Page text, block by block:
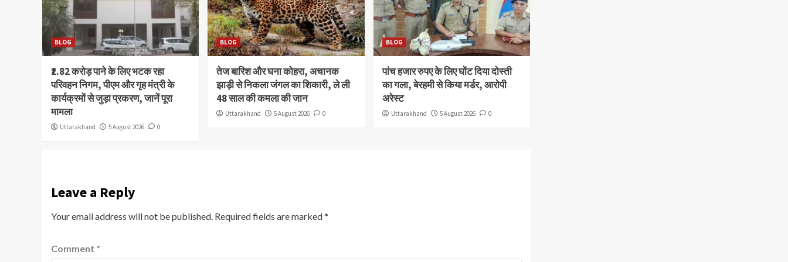
BLOG
₹2.82 करोड़ पाने के लिए भटक रहा
परिवहन निगम, पीएम और गृह मंत्री के
कार्यक्रमों से जुड़ा प्रकरण, जानें पूरा
मामला
Uttarakhand 5 August 2026 0
BLOG
तेज बारिश और घना कोहरा, अचानक
झाड़ी से निकला जंगल का शिकारी, ले ली
48 साल की कमला की जान
Uttarakhand 5 August 2026 0
BLOG
पांच हजार रुपए के लिए घोंट दिया दोस्ती
का गला, बेरहमी से किया मर्डर, आरोपी
अरेस्ट
Uttarakhand 5 August 2026 0
Leave a Reply
Your email address will not be published. Required fields are marked*
Comment *